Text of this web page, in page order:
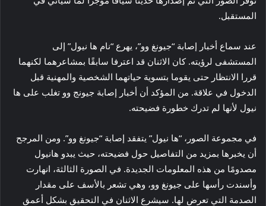
المستقبل.
عند سماع أخبار إصابة “جيونغ وو”، يهرع “نام ها نيول” إلى
المستشفى لرؤيته. كان الاثنان قد اعترفا سابقًا بمشاعرهما لكنهما
قررا الانتظار حتى يقوما بتسوية حياتهما الشخصية والمهنية قبل
الدخول في علاقة. من المؤكد أن أخبار إصابة جيونج وو تغلب على ها
نيول لأنها لم تدرك خطورة فضيحته.
في مجموعة الصور، “ها نيول” يتفقد إصابة “جيونغ وو”. ومن المرجح
أن يخبرها بمزيد من التفاصيل حول فضيحته، حيث يبدو هانيول
مصدومًا من هذه المعلومات الجديدة. في الصورة الثالثة، انهارت
وأسندت رأسها على جيونغ وو، وهي تشعر بالأسف على مقدار
الصدمة التي تعرض لها. سيشرع الاثنان في التحقيق بشكل أعمق